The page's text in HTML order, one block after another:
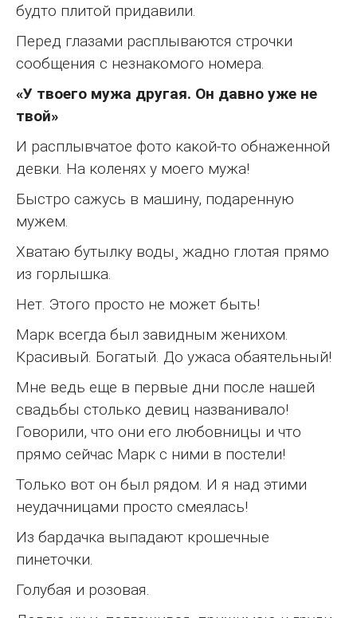
будто плитой придавили.
Перед глазами расплываются строчки
сообщения с незнакомого номера.
«У твоего мужа другая. Он давно уже не
твой»
И расплывчатое фото какой-то обнаженной
девки. На коленях у моего мужа!
Быстро сажусь в машину, подаренную
мужем.
Хватаю бутылку воды¸ жадно глотая прямо
из горлышка.
Нет. Этого просто не может быть!
Марк всегда был завидным женихом.
Красивый. Богатый. До ужаса обаятельный!
Мне ведь еще в первые дни после нашей
свадьбы столько девиц названивало!
Говорили, что они его любовницы и что
прямо сейчас Марк с ними в постели!
Только вот он был рядом. И я над этими
неудачницами просто смеялась!
Из бардачка выпадают крошечные
пинеточки.
Голубая и розовая.